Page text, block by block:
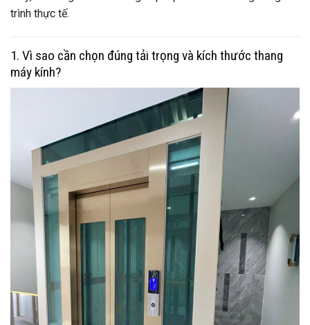
trình thực tế.
1. Vì sao cần chọn đúng tải trọng và kích thước thang
máy kính?